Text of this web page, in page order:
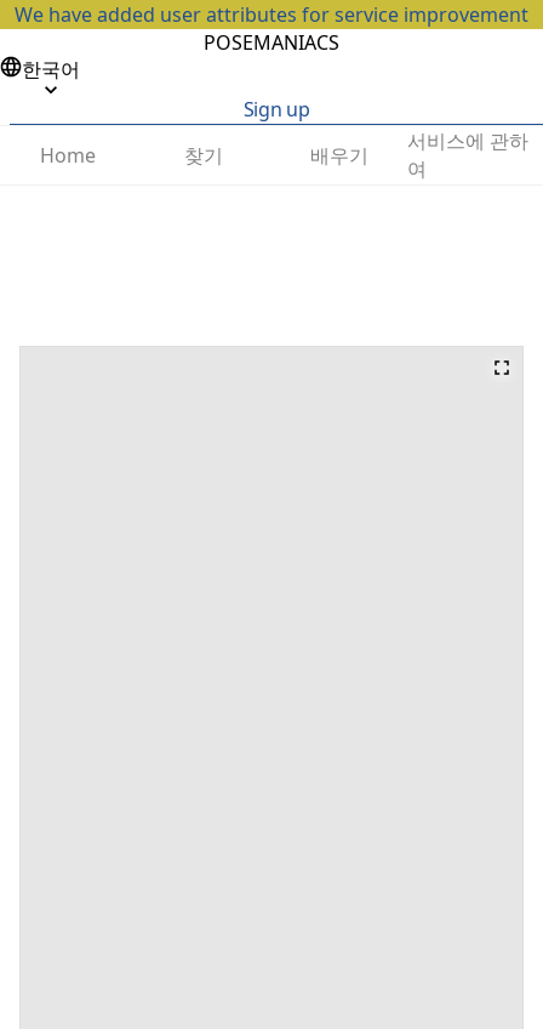
We have added user attributes for service improvement
POSEMANIACS
한국어
Sign up
Home
찾기 배우기
서비스에 관하
여